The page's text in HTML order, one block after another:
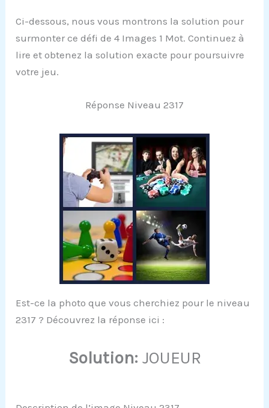
Ci-dessous, nous vous montrons la solution pour
surmonter ce défi de 4 Images 1 Mot. Continuez à
lire et obtenez la solution exacte pour poursuivre
votre jeu.
Réponse Niveau 2317
Est-ce la photo que vous cherchiez pour le niveau
2317 ? Découvrez la réponse ici :
Solution: JOUEUR